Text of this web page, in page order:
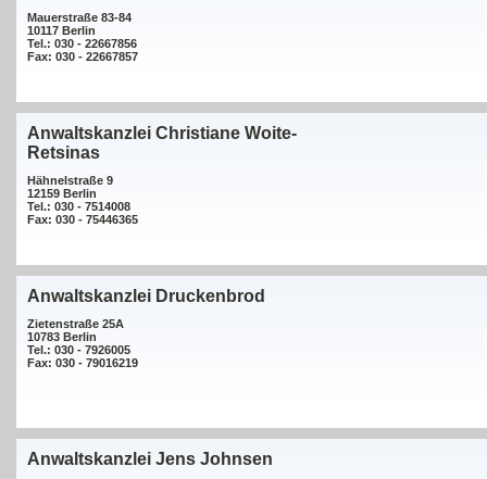
Mauerstraße 83-84
10117 Berlin
Tel.: 030 - 22667856
Fax: 030 - 22667857
Anwaltskanzlei Christiane Woite-
Retsinas
Hähnelstraße 9
12159 Berlin
Tel.: 030 - 7514008
Fax: 030 - 75446365
Anwaltskanzlei Druckenbrod
Zietenstraße 25A
10783 Berlin
Tel.: 030 - 7926005
Fax: 030 - 79016219
Anwaltskanzlei Jens Johnsen